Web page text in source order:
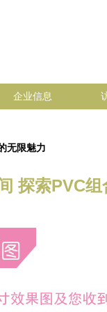
企业信息
无限魅力
探索PVC